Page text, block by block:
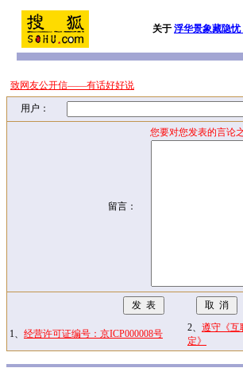
关于 浮华景象藏隐
致网友公开信——有话好好说
用户：
留言：
您要对您发表的言论
1、 经营许可证编号：京ICP000008号
2、 遵守《互
定》